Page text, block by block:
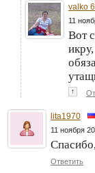
valko
11
Вот
↑
lita1970
11 ноября
Ответить